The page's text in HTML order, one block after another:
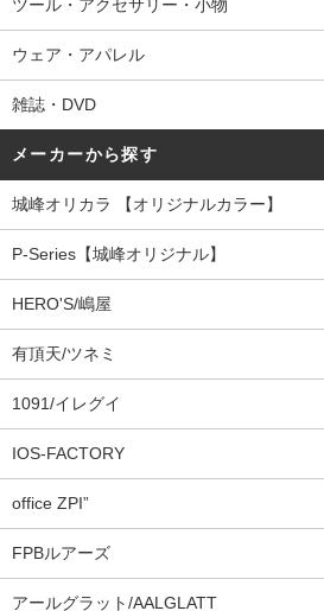
ツール・アクセサリー・小物
ウェア・アパレル
雑誌・DVD
メーカーから探す
城峰オリカラ 【オリジナルカラー】
P-Series【城峰オリジナル】
HERO'S/嶋屋
有頂天/ツネミ
1091/イレグイ
IOS-FACTORY
office ZPI”
FPBルアーズ
アールグラット/AALGLATT